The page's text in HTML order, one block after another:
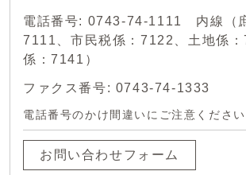
電話番号: 0743-74-1111 内線（
7111、市民税係：7122、土地係
係：7141）
ファクス番号: 0743-74-1333
電話番号のかけ間違いにご注意ください
お問い合わせフォーム